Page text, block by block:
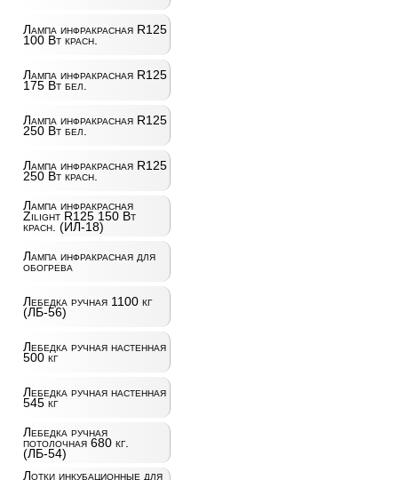
Лампа инфракрасная R125
100 Вт красн.
Лампа инфракрасная R125
175 Вт бел.
Лампа инфракрасная R125
250 Вт бел.
Лампа инфракрасная R125
250 Вт красн.
Лампа инфракрасная
Zilight R125 150 Вт
красн. (ИЛ-18)
Лампа инфракрасная для
обогрева
Лебедка ручная 1100 кг
(ЛБ-56)
Лебедка ручная настенная
500 кг
Лебедка ручная настенная
545 кг
Лебедка ручная
потолочная 680 кг.
(ЛБ-54)
Лотки инкубационные для